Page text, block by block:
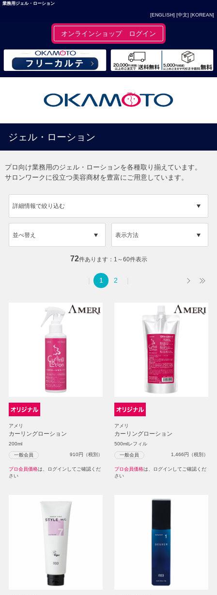
業務用ジェル・ローション
[ENGLISH] [中文] [KOREAN]
オンラインショップ ログイン
ジェル・ローション
プロ向け業務用のジェル・ローションを各種取り揃えています。
サロンワークに役立つ美容商材を豊富にご用意しています。
詳細情報で絞り込む
表示方法
並べ替え
72件あります 1～60件表示
1 2
アメリ
カーリングローション
200ml
一般会員 910円（税別）
プロ会員価格は、ログインしてご確認くだ
さい
アメリ
カーリングローション
500mlレフィル
一般会員 1,466円（税別）
プロ会員価格は、ログインしてご確認くだ
さい